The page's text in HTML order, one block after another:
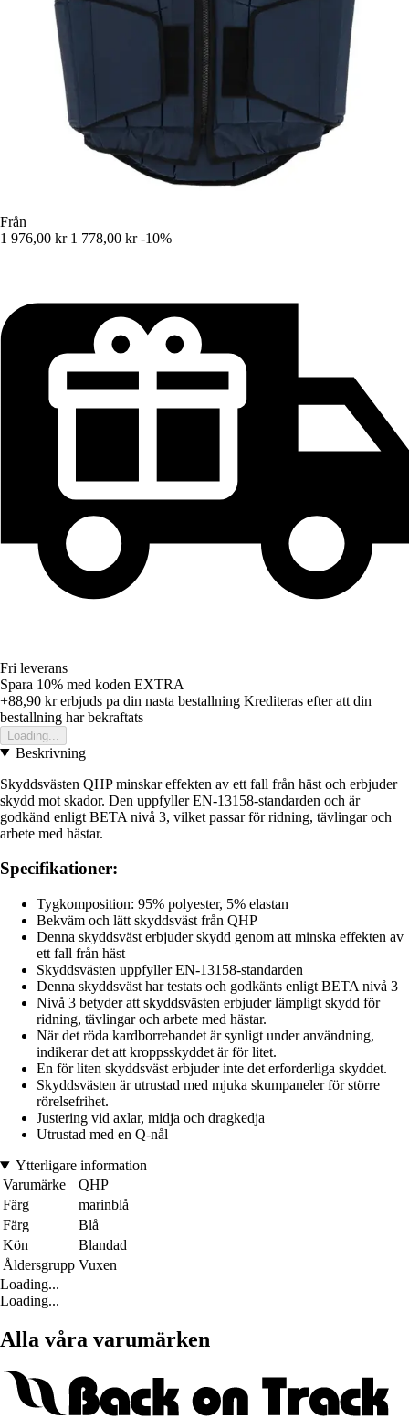
Från
1 976,00 kr 1 778,00 kr -10%
Fri leverans
Spara 10% med koden EXTRA
+88,90 krerbjuds pa din nasta bestallning Krediteras efter att din
bestallning har bekraftats
Loading...
Beskrivning
Skyddsvästen QHP minskar effekten av ett fall från häst och erbjuder
skydd mot skador. Den uppfyller EN-13158-standarden och är
godkänd enligt BETA nivå 3, vilket passar för ridning, tävlingar och
arbete med hästar.
Specifikationer:
Tygkomposition: 95% polyester, 5% elastan
Bekväm och lätt skyddsväst från QHP
Denna skyddsväst erbjuder skydd genom att minska effekten av
ett fall från häst
Skyddsvästen uppfyller EN-13158-standarden
Denna skyddsväst har testats och godkänts enligt BETA nivå 3
Nivå 3 betyder att skyddsvästen erbjuder lämpligt skydd för
ridning, tävlingar och arbete med hästar.
När det röda kardborrebandet är synligt under användning,
indikerar det att kroppsskyddet är för litet.
En för liten skyddsväst erbjuder inte det erforderliga skyddet.
Skyddsvästen är utrustad med mjuka skumpaneler för större
rörelsefrihet.
Justering vid axlar, midja och dragkedja
Utrustad med en Q-nål
Ytterligare information
Varumärke
QHP
Färg
marinblå
Färg
Blå
Kön
Blandad
Åldersgrupp Vuxen
Loading...
Loading...
Alla våra varumärken